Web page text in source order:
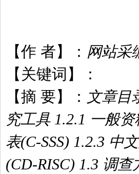
【作 者】： 网站采
【关键词】：
【摘 要】： 文章目
究工具 1.2.1 一般
表(C-SSS) 1.2.3 中
(CD-RISC) 1.3 调